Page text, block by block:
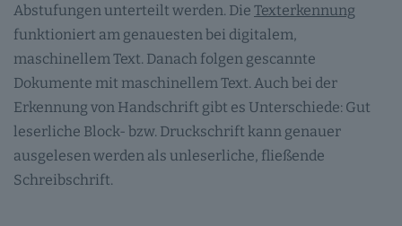
Abstufungen unterteilt werden. Die Texterkennung
funktioniert am genauesten bei digitalem,
maschinellem Text. Danach folgen gescannte
Dokumente mit maschinellem Text. Auch bei der
Erkennung von Handschrift gibt es Unterschiede: Gut
leserliche Block- bzw. Druckschrift kann genauer
ausgelesen werden als unleserliche, fließende
Schreibschrift.